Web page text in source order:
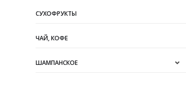
СУХОФРУКТЫ
ЧАЙ, КОФЕ
ШАМПАНСКОЕ